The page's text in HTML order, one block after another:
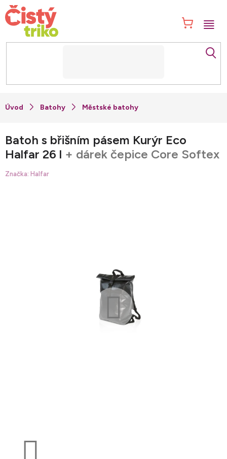
Přejít
na
obsah
Batohy Městské batohy
Batoh s břišním pásem Kurýr Eco
Halfar 26 l + dárek čepice Core Softex
Značka: Halfar